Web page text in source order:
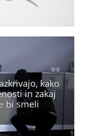
kako
in zakaj
bi smeli